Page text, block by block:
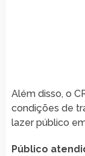
Além disso, o
condições de
lazer público
Público